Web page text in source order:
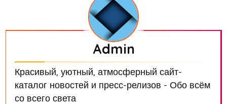
Admin
Красивый, уютный, атмосферный сайт-
каталог новостей и пресс-релизов - Обо всём
со всего света